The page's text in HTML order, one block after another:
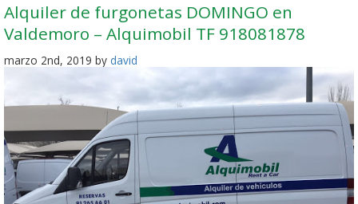
Alquiler de furgonetas DOMINGO en
Valdemoro – Alquimobil TF 918081878
marzo 2nd, 2019 by david